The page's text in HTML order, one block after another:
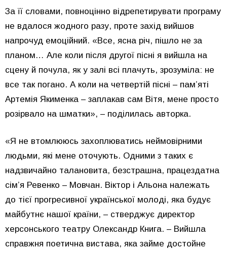
За її словами, повноцінно відрепетирувати програму
не вдалося жодного разу, проте захід вийшов
напрочуд емоційний. «Все, ясна річ, пішло не за
планом… Але коли після другої пісні я вийшла на
сцену й почула, як у залі всі плачуть, зрозуміла: не
все так погано. А коли на четвертій пісні – пам’яті
Артемія Якименка – заплакав сам Вітя, мене просто
розірвало на шматки», – поділилась авторка.
«Я не втомлююсь захоплюватись неймовірними
людьми, які мене оточують. Одними з таких є
надзвичайно талановита, безстрашна, працездатна
сімʼя Ревенко – Мовчан. Віктор і Альона належать
до тієї прогресивної української молоді, яка будує
майбутнє нашої країни, – стверджує директор
херсонського театру Олександр Книга. – Вийшла
справжня поетична вистава, яка займе достойне